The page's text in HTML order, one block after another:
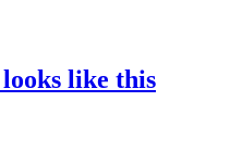
like this